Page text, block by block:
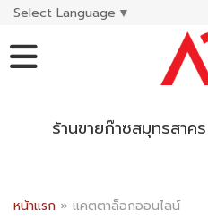
Select Language ▼
ร้านขายก๊าซสมุทรสา
หน้าแรก » แคตตาล็อกออนไลน์